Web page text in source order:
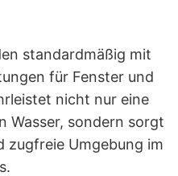
standardmäßig mit
für Fenster und
nicht nur eine
Wasser, sondern sorgt
zugfreie Umgebung im